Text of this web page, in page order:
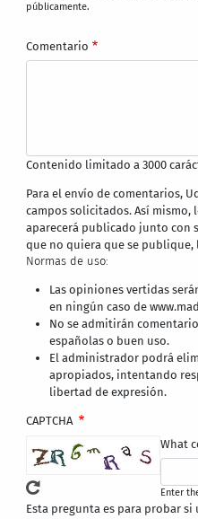
públicamente.
Comentario
Contenido limitado a 3000
Para el envío de comentarios,
campos solicitados. Así
aparecerá publicado junto con
que no quiera que se
Normas de uso:
Las opiniones vertidas
en ningún caso de
No se admitirán
españolas o buen uso.
El administrador podrá
apropiados, intentando
libertad de expresión.
CAPTCHA
What
Enter
Esta pregunta es para probar